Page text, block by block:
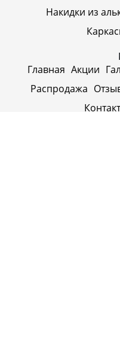
Накидки из
Главная Акции
Распродажа